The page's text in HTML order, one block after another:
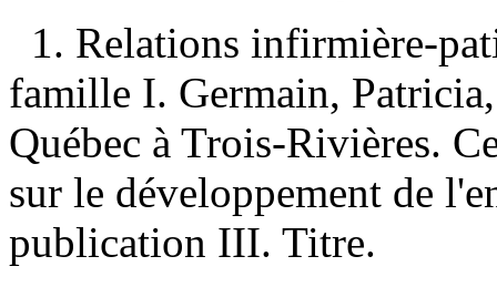
1. Relations infirmière-
famille I. Germain,
Québec à Trois-Rivières.
sur le développement de
publication III. Titre.